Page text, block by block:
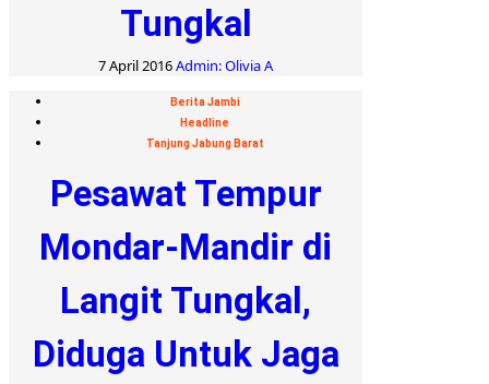
Tungkal
7 April 2016Admin: Olivia A
Berita Jambi
Headline
Tanjung Jabung Barat
Pesawat Tempur
Mondar-Mandir di
Langit Tungkal,
Diduga Untuk Jaga